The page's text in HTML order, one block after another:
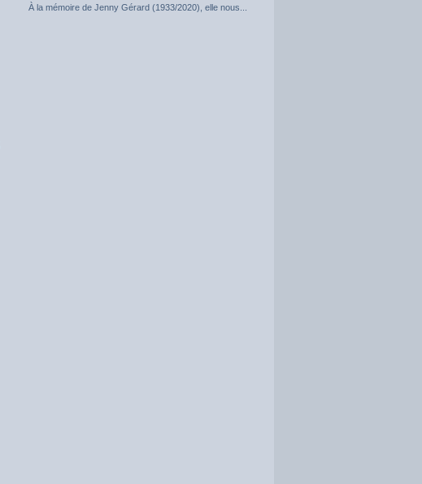
À la mémoire de Jenny Gérard (1933/2020), elle nous...